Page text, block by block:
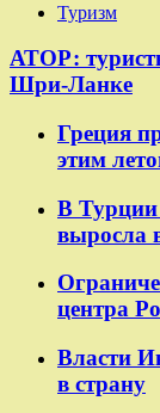
Туризм
АТОР:
Шри-Ланке
Греция
этим
В Турции
выросла
центра
Власти
в страну